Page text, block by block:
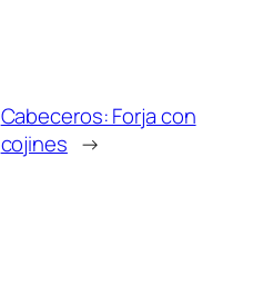
Cabeceros: Forja con
cojines →